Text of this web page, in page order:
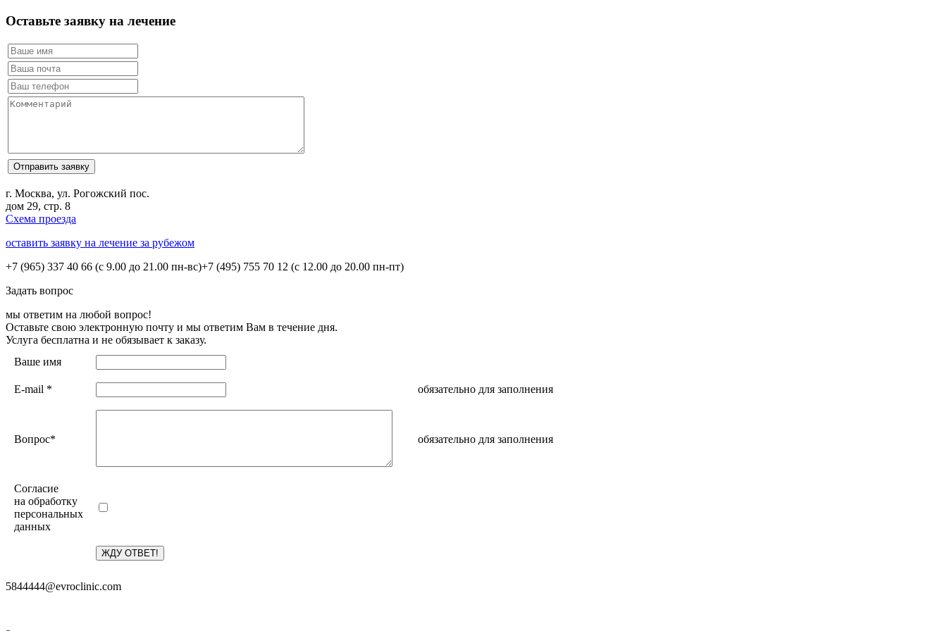
Оставьте заявку на лечение
г. Москва, ул. Рогожский пос.
дом 29, стр. 8
Схема проезда
оставить заявку на лечение за рубежом
+7 (965) 337 40 66 (с 9.00 до 21.00 пн-вс)+7 (495) 755 70 12 (с 12.00 до 20.00 пн-пт)
Задать вопрос
мы ответим на любой вопрос!
Оставьте свою электронную почту и мы ответим Вам в течение дня.
Услуга бесплатна и не обязывает к заказу.
Ваше имя
E-mail * обязательно для заполнения
Вопрос* обязательно для заполнения
Согласие
на обработку
персональных
данных
5844444@evroclinic.com